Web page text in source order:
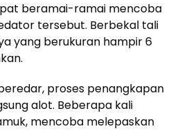
beramai-ramai mencoba
tersebut. Berbekal tali
yang berukuran hampir 6
proses penangkapan
alot. Beberapa kali
mencoba melepaskan